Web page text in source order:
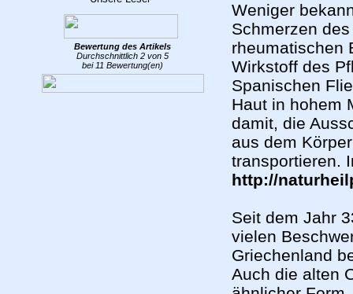
Bewertung des Artikels
Durchschnittlich 2 von 5
bei 11 Bewertung(en)
Weniger
Schmerzen
rheumatischen
Wirkstoff des
Spanischen
Haut in hohem
damit, die
aus dem
transportieren.
http://
Seit dem Jahr
vielen
Griechenland
Auch die alten